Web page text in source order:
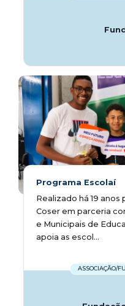
Programa Escolaí
Realizado há 19
Coser em parceria
e Municipais de
apoia as escol...
ASSOCIAÇÃO/